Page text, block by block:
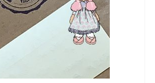
ahol velem is találkozhattál…
kellékek
tisztítása